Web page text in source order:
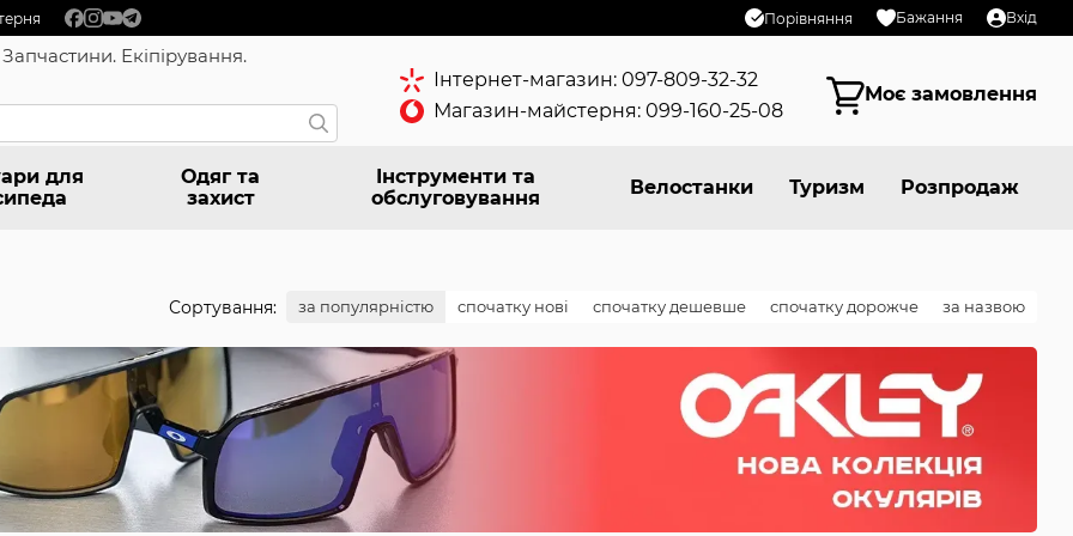
Порівняння Бажання Вхід
Екіпірування.
Інтернет-магазин: 097-809-32-32
Магазин-майстерня: 099-160-25-08
Моє замовлення
для
Одяг та
захист
Інструменти та
обслуговування
Велостанки Туризм Розпродаж
Сортування: за популярністю спочатку нові спочатку дешевше спочатку дорожче за назвою